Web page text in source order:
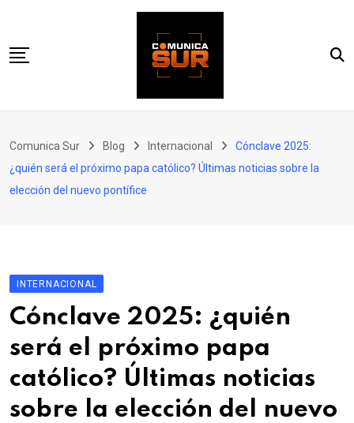
content
Estatal
Internacional
Comunica Sur Blog Internacional
Cónclave 2025:
¿quién será el próximo papa católico? Últimas noticias sobre la
elección del nuevo pontífice
INTERNACIONAL
Cónclave 2025: ¿quién
será el próximo papa
católico? Últimas noticias
sobre la elección del nuevo